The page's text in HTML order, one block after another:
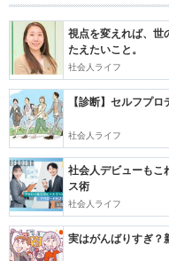
視点を変えれば、
たえたいこと。
社会人ライフ
【診断】セルフプ
社会人ライフ
社会人デビューも
ス術
社会人ライフ
実はがんばりすぎ？